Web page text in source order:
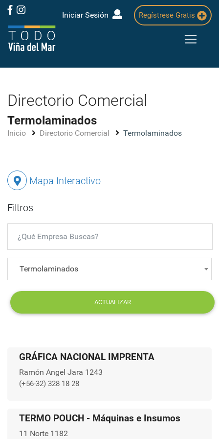
Iniciar Sesión Regístrese Gratis
Directorio Comercial
Termolaminados
Inicio Directorio Comercial Termolaminados
Mapa Interactivo
Filtros
Termolaminados
ACTUALIZAR
GRÁFICA NACIONAL IMPRENTA
Ramón Angel Jara 1243
(+56-32) 328 18 28
TERMO POUCH - Máquinas e Insumos
11 Norte 1182